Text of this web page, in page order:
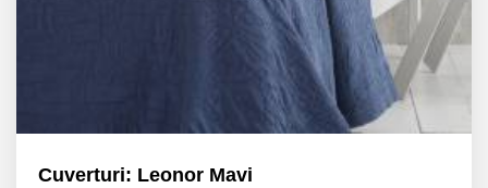
Cuverturi: Leonor Mavi